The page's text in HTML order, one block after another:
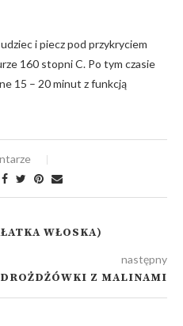
i piecz pod przykryciem
160 stopni C. Po tym czasie
15 – 20 minut z funkcją
WŁOSKA)
następny
DROŻDŻÓWKI Z MALINAMI